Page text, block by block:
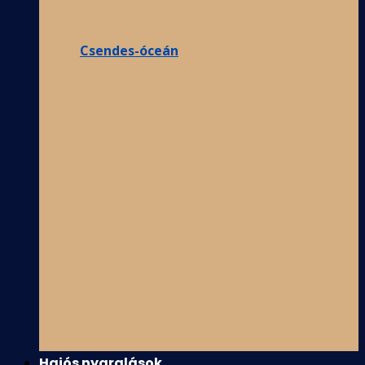
Csendes-óceán